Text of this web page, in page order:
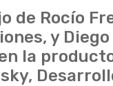
de Rocío
y
la